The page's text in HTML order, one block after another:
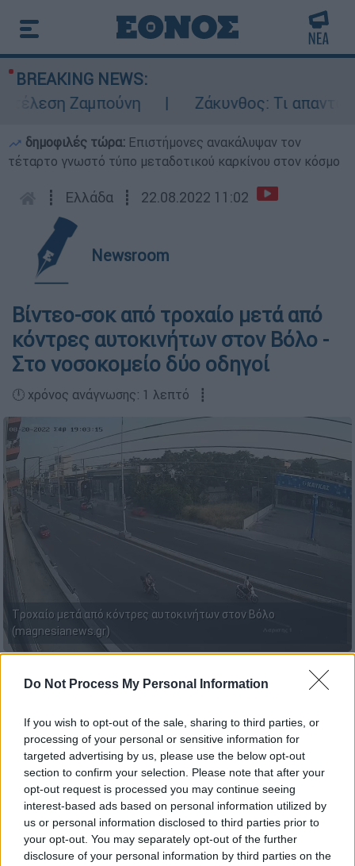
Do Not Process My Personal Information
If you wish to opt-out of the sale, sharing to third parties, or
processing of your personal or sensitive information for
targeted advertising by us, please use the below opt-out
section to confirm your selection. Please note that after your
opt-out request is processed you may continue seeing
interest-based ads based on personal information utilized by
us or personal information disclosed to third parties prior to
your opt-out. You may separately opt-out of the further
disclosure of your personal information by third parties on the
BREAKING NEWS:
Ζαμπούνη
Ζάκυνθος: Τι απαντά η
δημοφιλές τώρα: Επιστήμονες ανακάλυψαν τον
τέταρτο γνωστό τύπο μεταδοτικού καρκίνου στον κόσμο
┋ Ελλάδα ┋ 22.08.2022 11:02
Newsroom
Βίντεο-σοκ από τροχαίο μετά από
κόντρες αυτοκινήτων στον Βόλο -
Στο νοσοκομείο δύο οδηγοί
🕛 χρόνος ανάγνωσης: 1 λεπτό ┋
Tροχαίο μετά από κόντρες αυτοκινήτων στον Βόλο
(magnesianews.gr)
Προσθέστε το ΕΘΝΟΣ στη Google
Στο «φως» έρχεταιβίντεο-ντοκουμέντο
από τη στιγμή τηςσύγκρουσηςδυο
αυτοκινήτων στονΒόλο , στην οδό Λαρίσης,
που έτρεχαν μεμεγάλη ταχύτητα.
Το τροχαίο σημειώθηκε το απόγευμα του
Σαββάτου, ότανδύο αυτοκίνητα-που έκαναν